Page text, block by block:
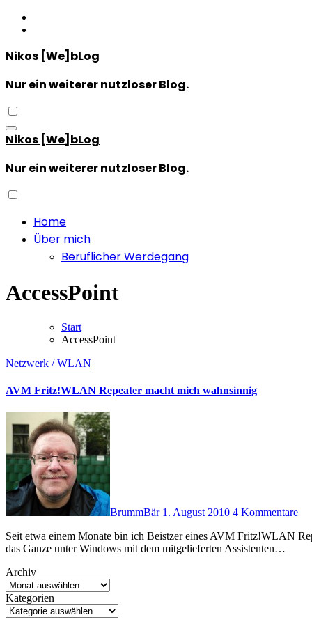
Zum
Inhalt
Nikos [We]bLog
Nur ein weiterer nutzloser Blog.
Nikos [We]bLog
Nur ein weiterer nutzloser Blog.
Home
Über mich
Beruflicher Werdegang
AccessPoint
Start
AccessPoint
Netzwerk / WLAN
AVM Fritz!WLAN Repeater macht mich wahnsinnig
BrummBär 1. August 2010 4 Kommentare
Seit etwa einem Monate bin ich Beistzer eines AVM Fritz!WLAN Repeaters. So weit, so gut! Die Einrichtung ist wirklich leicht, wenn man
das Ganze unter Windows mit dem mitgelieferten Assistenten…
Archiv
Kategorien